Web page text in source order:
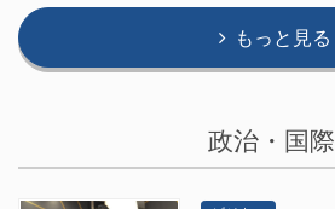
もっと見る
政治・国際